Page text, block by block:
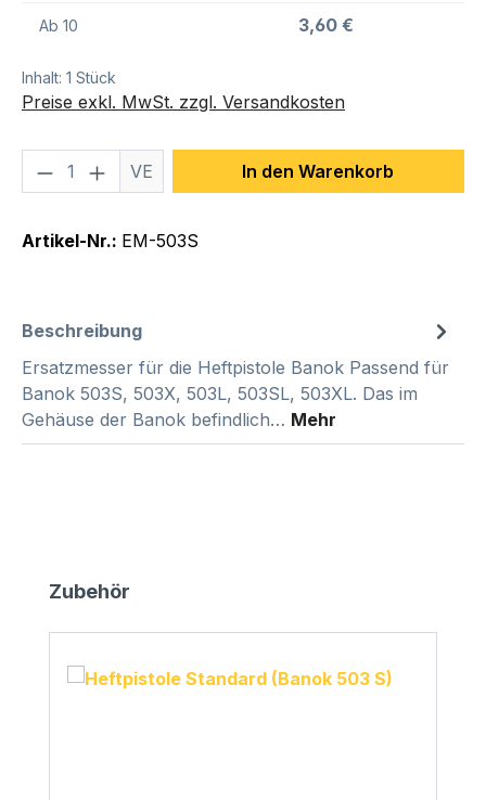
Ab 10 3,60 €
Inhalt: 1 Stück
Preise exkl. MwSt. zzgl. Versandkosten
Produkt Anzahl: Gib den
VE In den Warenkorb
Artikel-Nr.: EM-503S
Beschreibung
Ersatzmesser für die Heftpistole Banok Passend für
Banok 503S, 503X, 503L, 503SL, 503XL. Das im
Gehäuse der Banok befindlich… Mehr
Produktgalerie überspringen
Zubehör